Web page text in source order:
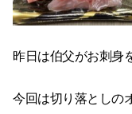
昨日は伯父がお刺身
今回は切り落としの